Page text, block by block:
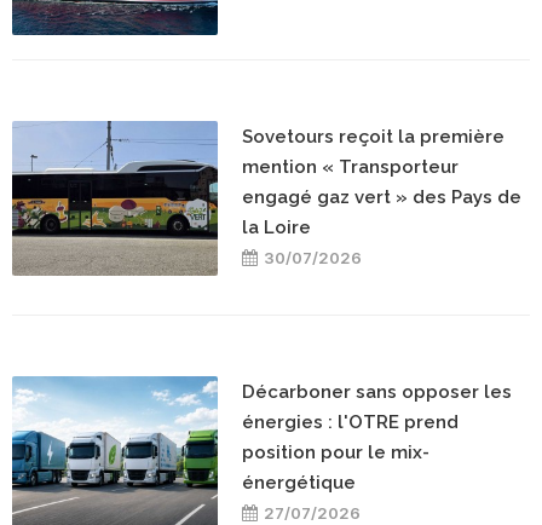
Sovetours reçoit la première
mention « Transporteur
engagé gaz vert » des Pays de
la Loire
30/07/2026
Décarboner sans opposer les
énergies : l'OTRE prend
position pour le mix-
énergétique
27/07/2026